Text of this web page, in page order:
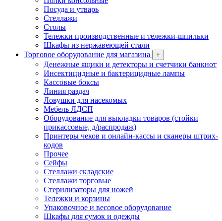
Посуда и утварь
Стеллажи
Столы
Тележки производственные и тележки-шпильки
Шкафы из нержавеющей стали
Торговое оборудование для магазина
+
Денежные ящики и детекторы и счетчики банкнот
Инсектицидные и бактерицидные лампы
Кассовые боксы
Линия раздач
Ловушки для насекомых
Мебель ЛДСП
Оборудование для выкладки товаров (стойки
прикассовые, д/распродаж)
Принтеры чеков и онлайн-кассы и сканеры штрих-
кодов
Прочее
Сейфы
Стеллажи складские
Стеллажи торговые
Стерилизаторы для ножей
Тележки и корзины
Упаковочное и весовое оборудование
Шкафы для сумок и одежды